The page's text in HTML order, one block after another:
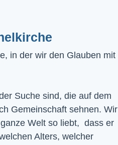
in der wir den Glauben mit
Suche sind, die auf dem
Gemeinschaft sehnen. Wir
Welt so liebt, dass er
Alters, welcher